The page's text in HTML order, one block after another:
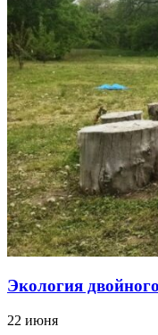
Экология
22 июня